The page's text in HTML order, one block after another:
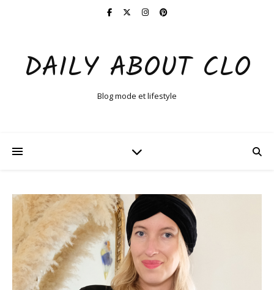
DAILY ABOUT CLO
Blog mode et lifestyle